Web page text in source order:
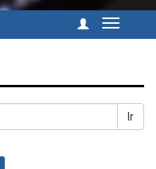
Cambiar
Ir